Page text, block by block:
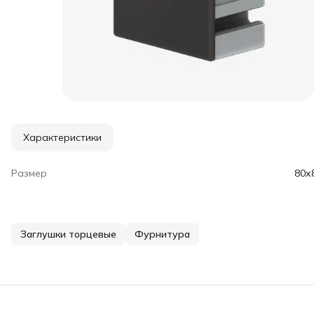
Характеристики
Размер
Заглушки торцевые Фурнитура